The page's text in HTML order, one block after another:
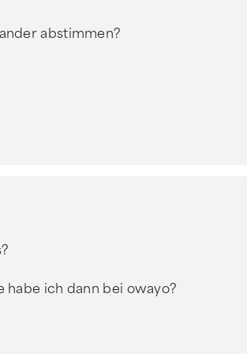
abstimmen?
habe ich dann bei owayo?